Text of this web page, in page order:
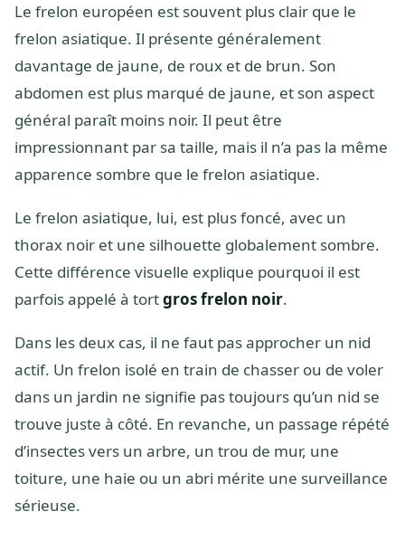
Le frelon européen est souvent plus clair que le
frelon asiatique. Il présente généralement
davantage de jaune, de roux et de brun. Son
abdomen est plus marqué de jaune, et son aspect
général paraît moins noir. Il peut être
impressionnant par sa taille, mais il n’a pas la même
apparence sombre que le frelon asiatique.
Le frelon asiatique, lui, est plus foncé, avec un
thorax noir et une silhouette globalement sombre.
Cette différence visuelle explique pourquoi il est
parfois appelé à tortgros frelon noir.
Dans les deux cas, il ne faut pas approcher un nid
actif. Un frelon isolé en train de chasser ou de voler
dans un jardin ne signifie pas toujours qu’un nid se
trouve juste à côté. En revanche, un passage répété
d’insectes vers un arbre, un trou de mur, une
toiture, une haie ou un abri mérite une surveillance
sérieuse.